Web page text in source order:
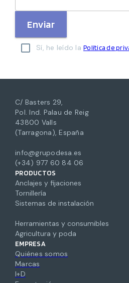
Enviar
Sí, he leído la Política de
C/ Basters 29,
Pol. Ind. Palau de Reig
43800 Valls
(Tarragona), España
info@grupodesa.es
(+34) 977 60 84 06
PRODUCTOS
Anclajes y fijaciones
Tornillería
Sistemas de instalación
Herramientas y consumibles
Agricultura y poda
EMPRESA
Quiénes somos
Marcas
I+D